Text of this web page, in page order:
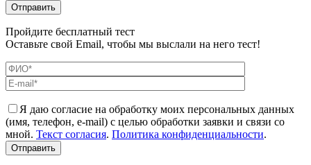
Пройдите бесплатный тест
Оставьте свой Email, чтобы мы выслали на него тест!
Я даю согласие на обработку моих персональных данных
(имя, телефон, e-mail) с целью обработки заявки и связи со
мной. Текст согласия. Политика конфиденциальности.